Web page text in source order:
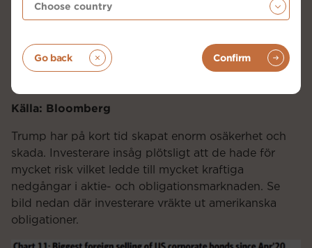
Källa: Bloomberg
Trump har på kort tid skapat enorm osäkerhet och
skada. Investerare insåg plötsligt att de hade för
mycket risk vilket ledde till mycket kraftiga
nedgångar i aktie- och obligationsmarknaden. Se
bild nedan där investerare vräkte ut amerikanska
obligationer.
Go back Confirm